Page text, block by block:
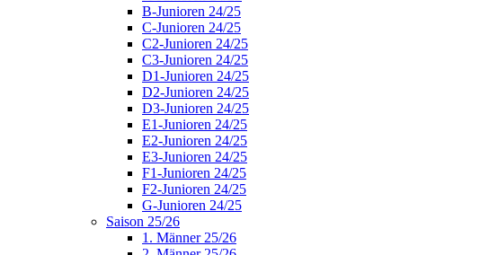
B-Junioren 24/25
C-Junioren 24/25
C2-Junioren 24/25
C3-Junioren 24/25
D1-Junioren 24/25
D2-Junioren 24/25
D3-Junioren 24/25
E1-Junioren 24/25
E2-Junioren 24/25
E3-Junioren 24/25
F1-Junioren 24/25
F2-Junioren 24/25
G-Junioren 24/25
Saison 25/26
1. Männer 25/26